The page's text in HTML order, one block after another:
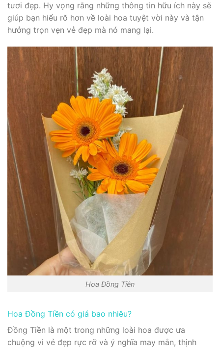
tươi đẹp. Hy vọng rằng những thông tin hữu ích này sẽ
giúp bạn hiểu rõ hơn về loài hoa tuyệt vời này và tận
hưởng trọn vẹn vẻ đẹp mà nó mang lại.
Hoa Đồng Tiền
Hoa Đồng Tiền có giá bao nhiêu?
Đồng Tiền là một trong những loài hoa được ưa
chuộng vì vẻ đẹp rực rỡ và ý nghĩa may mắn, thịnh